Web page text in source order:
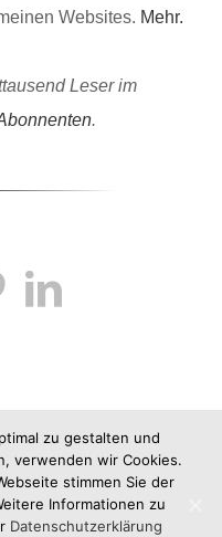
Websites. Mehr.
Leser im
.
zu gestalten und
verwenden wir Cookies.
stimmen Sie der
Informationen zu
Datenschutzerklärung